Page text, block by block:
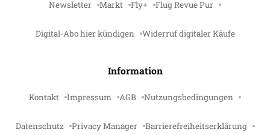
Newsletter Markt Fly+ Flug Revue Pur
Digital-Abo hier kündigen Widerruf digitaler Käufe
Information
Kontakt Impressum AGB Nutzungsbedingungen
Datenschutz Privacy Manager Barrierefreiheitserklärung